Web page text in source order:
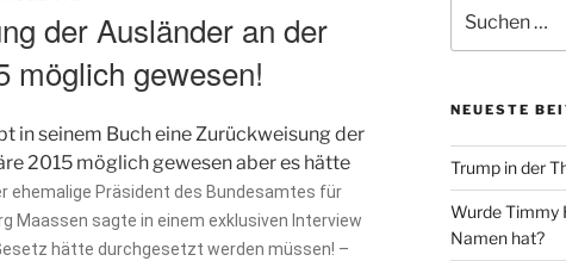
der Ausländer an der
möglich gewesen!
in seinem Buch eine Zurückweisung der
2015 möglich gewesen aber es hätte
ehemalige Präsident des Bundesamtes für
Maassen sagte in einem exklusiven Interview
hätte durchgesetzt werden müssen! –
nach:
NEUESTE
Trump in der
Wurde Timmy
Namen hat?